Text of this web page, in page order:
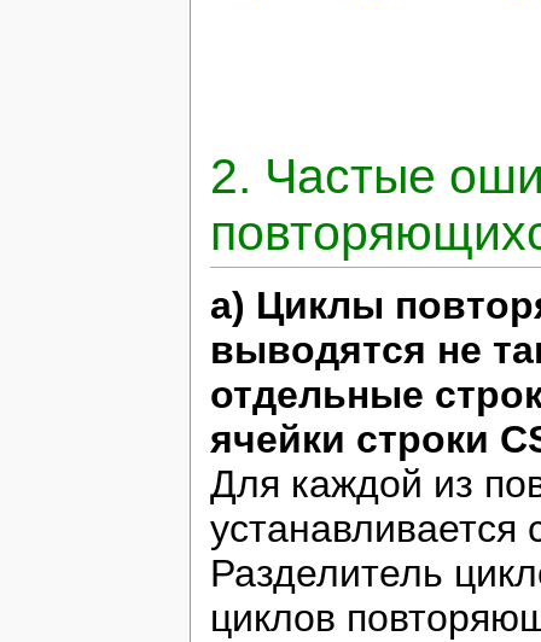
2. Частые
а) Циклы
выводятся не
отдельные
ячейки строки
Для каждой из
устанавливается
Разделитель
циклов